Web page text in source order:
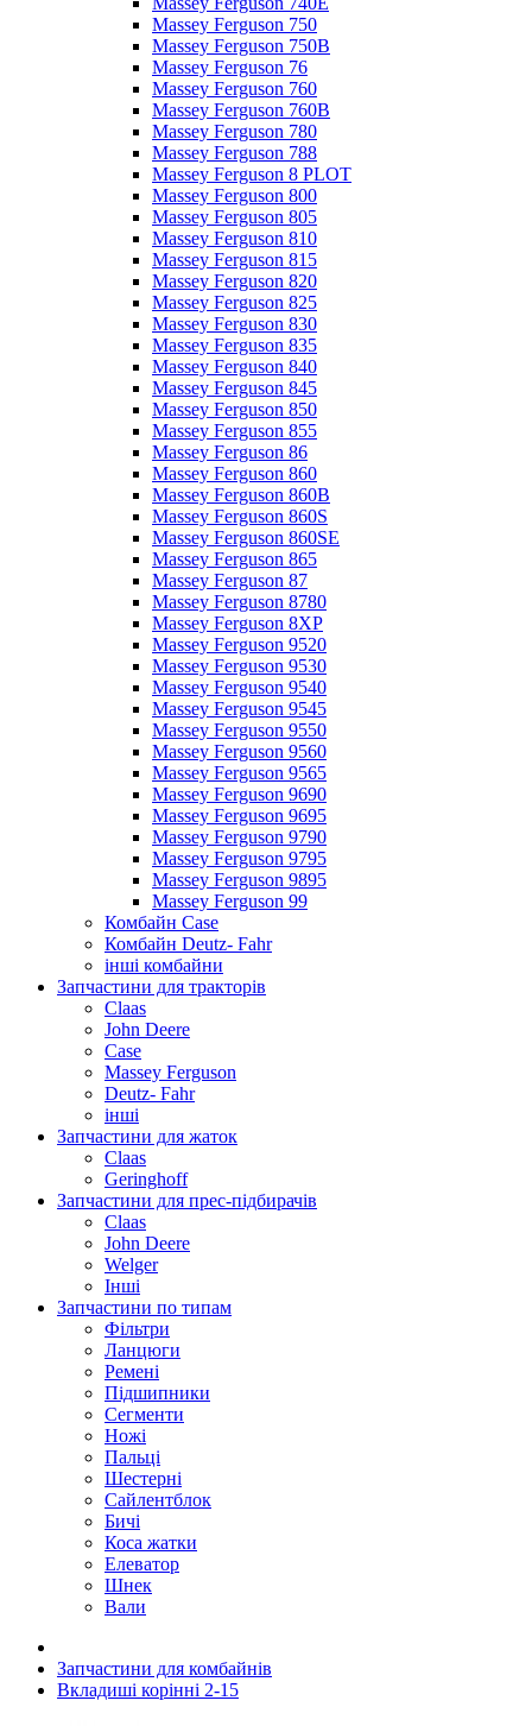
Massey Ferguson 750
Massey Ferguson 750B
Massey Ferguson 76
Massey Ferguson 760
Massey Ferguson 760B
Massey Ferguson 780
Massey Ferguson 788
Massey Ferguson 8 PLOT
Massey Ferguson 800
Massey Ferguson 805
Massey Ferguson 810
Massey Ferguson 815
Massey Ferguson 820
Massey Ferguson 825
Massey Ferguson 830
Massey Ferguson 835
Massey Ferguson 840
Massey Ferguson 845
Massey Ferguson 850
Massey Ferguson 855
Massey Ferguson 86
Massey Ferguson 860
Massey Ferguson 860B
Massey Ferguson 860S
Massey Ferguson 860SE
Massey Ferguson 865
Massey Ferguson 87
Massey Ferguson 8780
Massey Ferguson 8XP
Massey Ferguson 9520
Massey Ferguson 9530
Massey Ferguson 9540
Massey Ferguson 9545
Massey Ferguson 9550
Massey Ferguson 9560
Massey Ferguson 9565
Massey Ferguson 9690
Massey Ferguson 9695
Massey Ferguson 9790
Massey Ferguson 9795
Massey Ferguson 9895
Massey Ferguson 99
Комбайн Case
Комбайн Deutz- Fahr
інші комбайни
Запчастини для тракторів
Claas
John Deere
Case
Massey Ferguson
Deutz- Fahr
інші
Запчастини для жаток
Claas
Geringhoff
Запчастини для прес-підбирачів
Claas
John Deere
Welger
Інші
Запчастини по типам
Фільтри
Ланцюги
Ремені
Підшипники
Сегменти
Ножі
Пальці
Шестерні
Сайлентблок
Бичі
Коса жатки
Елеватор
Шнек
Вали
Запчастини для комбайнів
Вкладиші корінні 2-15